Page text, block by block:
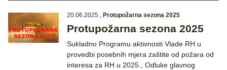
20.06.2025., Protupožarna sezona 2025
Protupožarna sezona 2025
Sukladno Programu aktivnosti Vlade RH u
provedbi posebnih mjera zaštite od požara od
interesa za RH u 2025., Odluke glavnog